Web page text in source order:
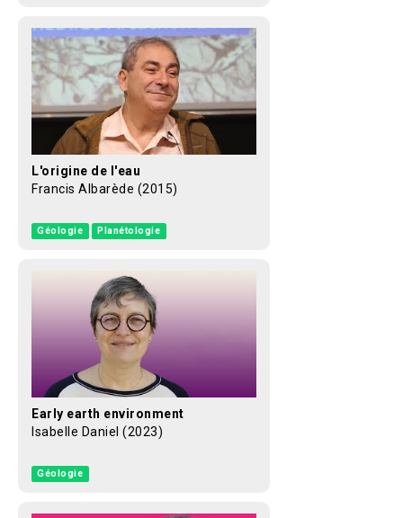
L'origine de l'eau
Francis Albarède (2015)
Géologie Planétologie
Early earth environment
Isabelle Daniel (2023)
Géologie